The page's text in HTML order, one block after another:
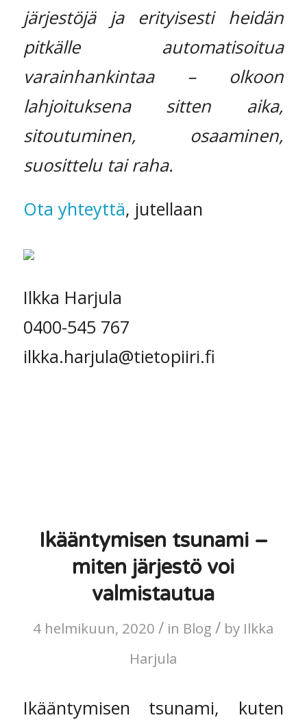
järjestöjä ja erityisesti heidän
pitkälle automatisoitua
varainhankintaa – olkoon
lahjoituksena sitten aika,
sitoutuminen, osaaminen,
suosittelu tai raha.
Ota yhteyttä, jutellaan
Ilkka Harjula
0400-545 767
ilkka.harjula@tietopiiri.fi
Ikääntymisen tsunami –
miten järjestö voi
valmistautua
4 helmikuun, 2020 / in Blog / by Ilkka
Harjula
Ikääntymisen tsunami, kuten